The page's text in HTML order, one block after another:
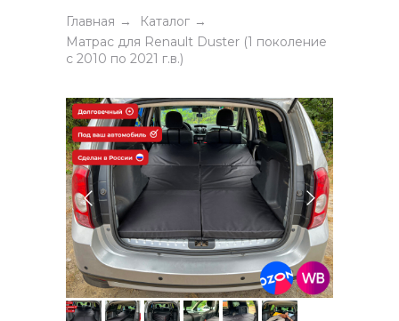
Главная → Каталог →
Матрас для Renault Duster (1 поколение
с 2010 по 2021 г.в.)